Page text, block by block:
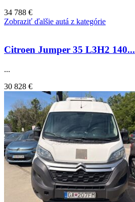
34 788 €
Zobraziť ďalšie autá z kategórie
Citroen Jumper 35 L3H2 140...
...
30 828 €